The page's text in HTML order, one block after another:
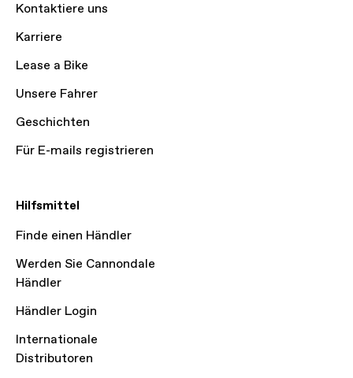
Kontaktiere uns
Karriere
Lease a Bike
Unsere Fahrer
Geschichten
Für E-mails registrieren
Hilfsmittel
Finde einen Händler
Werden Sie Cannondale
Händler
Händler Login
Internationale
Distributoren